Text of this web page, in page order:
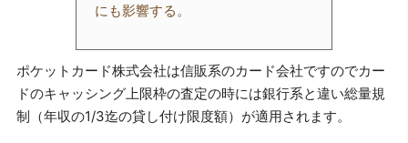
にも影響する。
ポケットカード株式会社は信販系のカード会社ですのでカー
ドのキャッシング上限枠の査定の時には銀行系と違い総量規
制（年収の1/3迄の貸し付け限度額）が適用されます。